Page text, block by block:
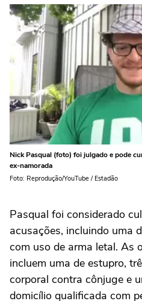
Nick Pasqual (foto) foi julgado e pode
ex-namorada
Foto: Reprodução/YouTube / Estadão
Pasqual foi considerado
acusações, incluindo uma
com uso de arma letal. As
incluem uma de estupro,
corporal contra cônjuge e
domicílio qualificada com